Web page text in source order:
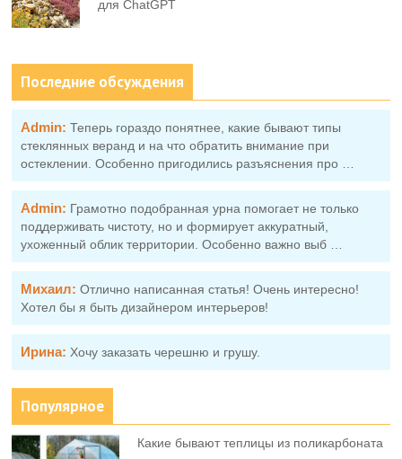
для ChatGPT
Последние обсуждения
Admin: Теперь гораздо понятнее, какие бывают типы
стеклянных веранд и на что обратить внимание при
остеклении. Особенно пригодились разъяснения про …
Admin: Грамотно подобранная урна помогает не только
поддерживать чистоту, но и формирует аккуратный,
ухоженный облик территории. Особенно важно выб …
Михаил: Отлично написанная статья! Очень интересно!
Хотел бы я быть дизайнером интерьеров!
Ирина: Хочу заказать черешню и грушу.
Популярное
Какие бывают теплицы из поликарбоната